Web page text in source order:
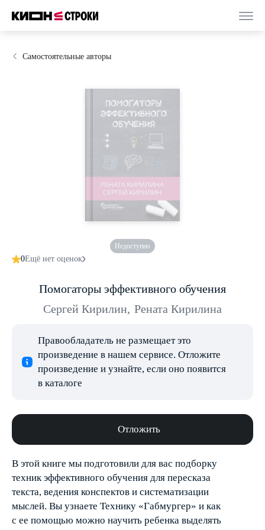
Самостоятельные авторы
Недоступно
0Ещё нет оценок
Помогаторы эффективного обучения
Сергей Кирилин, Рената Кирилина
Правообладатель не размещает это
произведение в нашем сервисе. Отложите
произведение и узнайте, если оно появится
в каталоге
Отложить
В этой книге мы подготовили для вас подборку
техник эффективного обучения для пересказа
текста, ведения конспектов и систематизации
мыслей. Вы узнаете Технику «Габмургер» и как
с ее помощью можно научить ребенка выделять